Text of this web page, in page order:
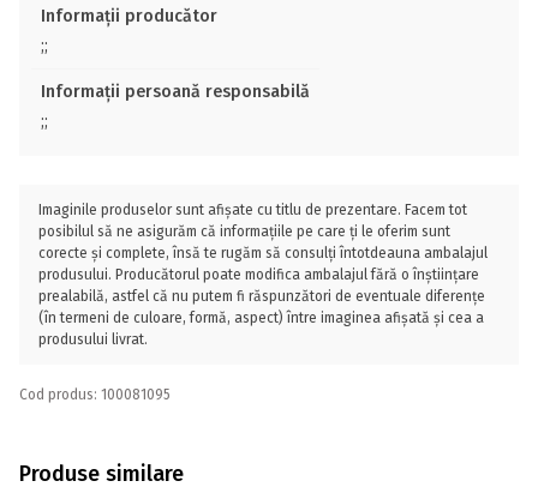
Informații producător
;;
Informații persoană responsabilă
;;
Imaginile produselor sunt afișate cu titlu de prezentare. Facem tot
posibilul să ne asigurăm că informațiile pe care ți le oferim sunt
corecte și complete, însă te rugăm să consulți întotdeauna ambalajul
produsului. Producătorul poate modifica ambalajul fără o înștiințare
prealabilă, astfel că nu putem fi răspunzători de eventuale diferențe
(în termeni de culoare, formă, aspect) între imaginea afișată și cea a
produsului livrat.
Cod produs: 100081095
Produse similare